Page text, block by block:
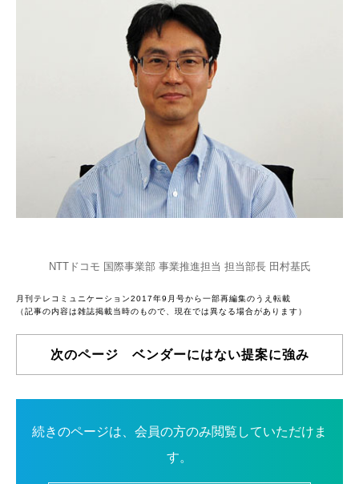
NTTドコモ 国際事業部 事業推進担当 担当部長 田村基氏
月刊テレコミュニケーション2017年9月号から一部再編集のうえ転載
（記事の内容は雑誌掲載当時のもので、現在では異なる場合があります）
次のページ ベンダーにはない提案に強み
続きのページは、会員の方のみ閲覧していただけま
す。